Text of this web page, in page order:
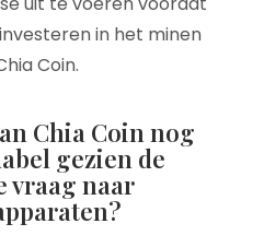
in het minen
Coin.
Chia Coin nog
gezien de
vraag naar